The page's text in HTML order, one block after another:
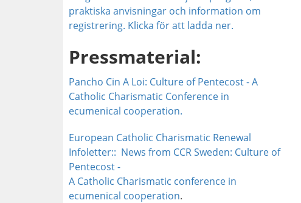
praktiska anvisningar och information om
registrering. Klicka för att ladda ner.
Pressmaterial:
Pancho Cin A Loi: Culture of Pentecost - A
Catholic Charismatic Conference in
ecumenical cooperation.
European Catholic Charismatic Renewal
Infoletter:: News from CCR Sweden: Culture of
Pentecost -
A Catholic Charismatic conference in
ecumenical cooperation.